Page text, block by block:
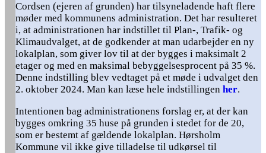
Cordsen (ejeren af grunden) har tilsyneladende haft flere
møder med kommunens administration. Det har resulteret
i, at administrationen har indstillet til Plan-, Trafik- og
Klimaudvalget, at de godkender at man udarbejder en ny
lokalplan, som giver lov til at der bygges i maksimalt 2
etager og med en maksimal bebyggelsesprocent på 35 %.
Denne indstilling blev vedtaget på et møde i udvalget den
2. oktober 2024. Man kan læse hele indstillingen her.
Intentionen bag administrationens forslag er, at der kan
bygges omkring 35 huse på grunden i stedet for de 20,
som er bestemt af gældende lokalplan. Hørsholm
Kommune vil ikke give tilladelse til udkørsel til